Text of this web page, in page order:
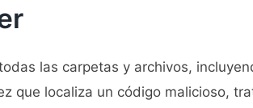
las carpetas y archivos,
que localiza un código malicioso,